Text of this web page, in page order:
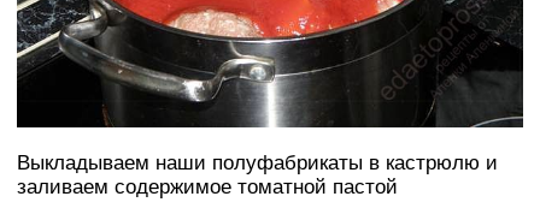
Выкладываем наши полуфабрикаты в кастрюлю и
заливаем содержимое томатной пастой